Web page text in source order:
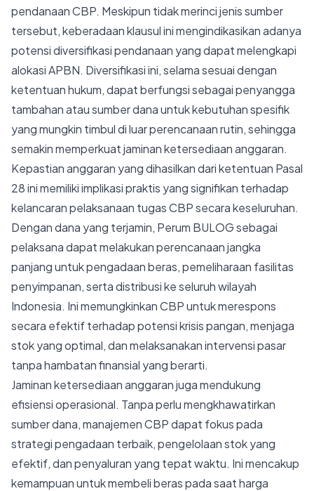
pendanaan CBP. Meskipun tidak merinci jenis sumber
tersebut, keberadaan klausul ini mengindikasikan adanya
potensi diversifikasi pendanaan yang dapat melengkapi
alokasi APBN. Diversifikasi ini, selama sesuai dengan
ketentuan hukum, dapat berfungsi sebagai penyangga
tambahan atau sumber dana untuk kebutuhan spesifik
yang mungkin timbul di luar perencanaan rutin, sehingga
semakin memperkuat jaminan ketersediaan anggaran.
Kepastian anggaran yang dihasilkan dari ketentuan Pasal
28 ini memiliki implikasi praktis yang signifikan terhadap
kelancaran pelaksanaan tugas CBP secara keseluruhan.
Dengan dana yang terjamin, Perum BULOG sebagai
pelaksana dapat melakukan perencanaan jangka
panjang untuk pengadaan beras, pemeliharaan fasilitas
penyimpanan, serta distribusi ke seluruh wilayah
Indonesia. Ini memungkinkan CBP untuk merespons
secara efektif terhadap potensi krisis pangan, menjaga
stok yang optimal, dan melaksanakan intervensi pasar
tanpa hambatan finansial yang berarti.
Jaminan ketersediaan anggaran juga mendukung
efisiensi operasional. Tanpa perlu mengkhawatirkan
sumber dana, manajemen CBP dapat fokus pada
strategi pengadaan terbaik, pengelolaan stok yang
efektif, dan penyaluran yang tepat waktu. Ini mencakup
kemampuan untuk membeli beras pada saat harga